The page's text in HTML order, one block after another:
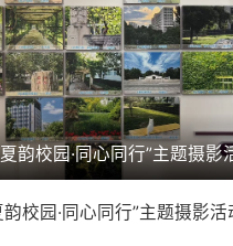
韵校园·同心同行”主题摄影
校园·同心同行”主题摄影活